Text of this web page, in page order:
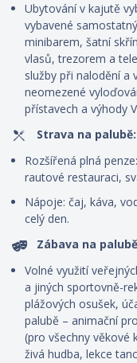
Ubytování v kajutě
vybavené
minibarem, šatní
vlasů, trezorem a
služby při nalodění a
neomezené
přístavech a výhody
Strava na palubě:
Rozšířená plná
rautové restauraci,
Nápoje: čaj, káva,
celý den.
Zábava na
Volné využití
a jiných sportovně-
plážových osušek,
palubě – animační
(pro všechny věkové
živá hudba, lekce